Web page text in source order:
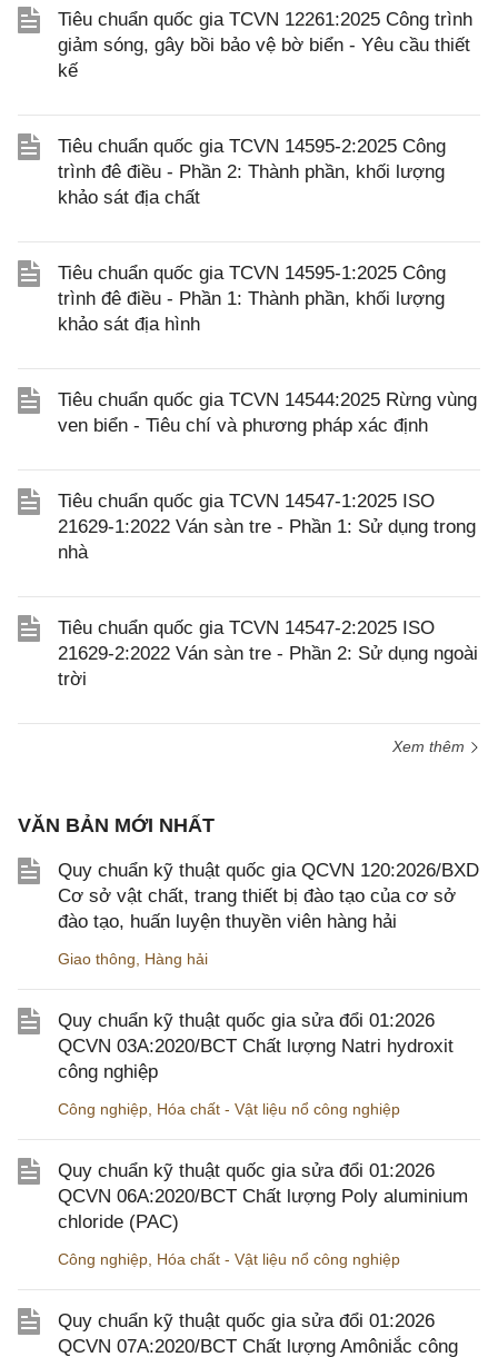
Tiêu chuẩn quốc gia TCVN 12261:2025 Công trình
giảm sóng, gây bồi bảo vệ bờ biển - Yêu cầu thiết
kế
Tiêu chuẩn quốc gia TCVN 14595-2:2025 Công
trình đê điều - Phần 2: Thành phần, khối lượng
khảo sát địa chất
Tiêu chuẩn quốc gia TCVN 14595-1:2025 Công
trình đê điều - Phần 1: Thành phần, khối lượng
khảo sát địa hình
Tiêu chuẩn quốc gia TCVN 14544:2025 Rừng vùng
ven biển - Tiêu chí và phương pháp xác định
Tiêu chuẩn quốc gia TCVN 14547-1:2025 ISO
21629-1:2022 Ván sàn tre - Phần 1: Sử dụng trong
nhà
Tiêu chuẩn quốc gia TCVN 14547-2:2025 ISO
21629-2:2022 Ván sàn tre - Phần 2: Sử dụng ngoài
trời
Xem thêm
VĂN BẢN MỚI NHẤT
Quy chuẩn kỹ thuật quốc gia QCVN 120:2026/BXD
Cơ sở vật chất, trang thiết bị đào tạo của cơ sở
đào tạo, huấn luyện thuyền viên hàng hải
Giao thông Hàng hải
Quy chuẩn kỹ thuật quốc gia sửa đổi 01:2026
QCVN 03A:2020/BCT Chất lượng Natri hydroxit
công nghiệp
Công nghiệp Hóa chất - Vật liệu nổ công nghiệp
Quy chuẩn kỹ thuật quốc gia sửa đổi 01:2026
QCVN 06A:2020/BCT Chất lượng Poly aluminium
chloride (PAC)
Công nghiệp Hóa chất - Vật liệu nổ công nghiệp
Quy chuẩn kỹ thuật quốc gia sửa đổi 01:2026
QCVN 07A:2020/BCT Chất lượng Amôniắc công